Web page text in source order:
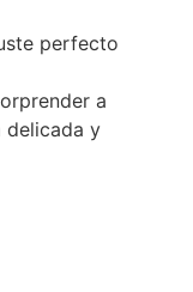
perfecto
a
delicada y